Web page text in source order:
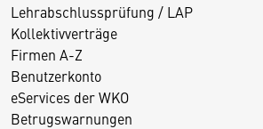
Lehrabschlussprüfung / LAP
Kollektivverträge
Firmen A-Z
Benutzerkonto
eServices der WKO
Betrugswarnungen